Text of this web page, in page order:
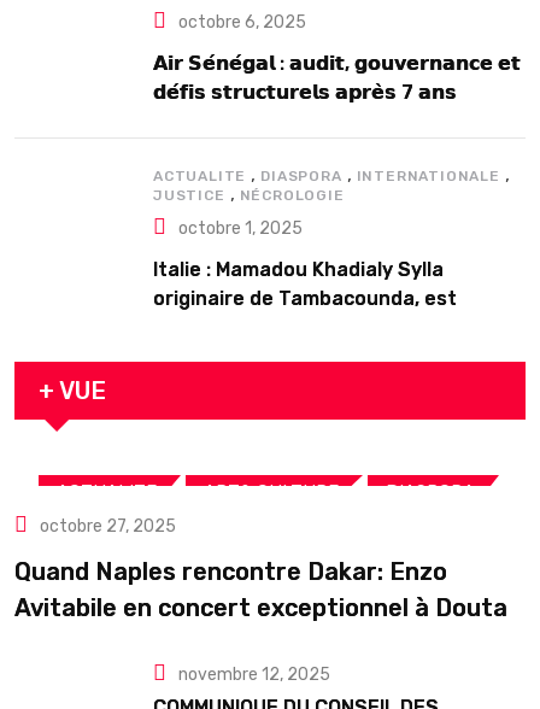
octobre 6, 2025
𝗔𝗶𝗿 𝗦𝗲́𝗻𝗲́𝗴𝗮𝗹 : 𝗮𝘂𝗱𝗶𝘁, 𝗴𝗼𝘂𝘃𝗲𝗿𝗻𝗮𝗻𝗰𝗲 𝗲𝘁
𝗱𝗲́𝗳𝗶𝘀 𝘀𝘁𝗿𝘂𝗰𝘁𝘂𝗿𝗲𝗹𝘀 𝗮𝗽𝗿𝗲̀𝘀 7 𝗮𝗻𝘀
ACTUALITE , DIASPORA , INTERNATIONALE ,
JUSTICE , NÉCROLOGIE
octobre 1, 2025
Italie : Mamadou Khadialy Sylla
originaire de Tambacounda, est
arrestation
+ VUE
ACTUALITE ART& CULTURE DIASPORA
TOURISME
octobre 27, 2025
Quand Naples rencontre Dakar: Enzo
Avitabile en concert exceptionnel à Douta
novembre 12, 2025